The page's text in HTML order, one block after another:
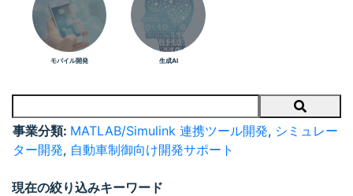
モバイル開発 生成AI
Search
事業分類: MATLAB/Simulink 連携ツール開発, シミュレー
ター開発, 自動車制御向け開発サポート
現在の絞り込みキーワード